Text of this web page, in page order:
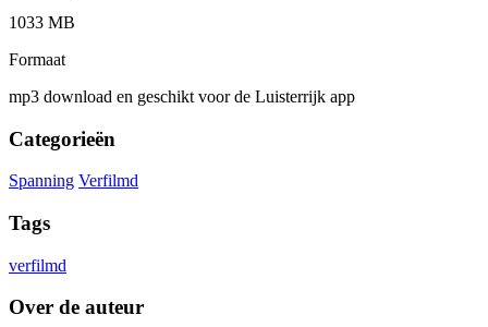
1033 MB
Formaat
mp3 download en geschikt voor de Luisterrijk app
Categorieën
Spanning Verfilmd
Tags
verfilmd
Over de auteur